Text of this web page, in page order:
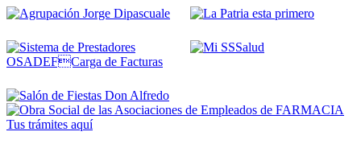
Tus trámites aquí